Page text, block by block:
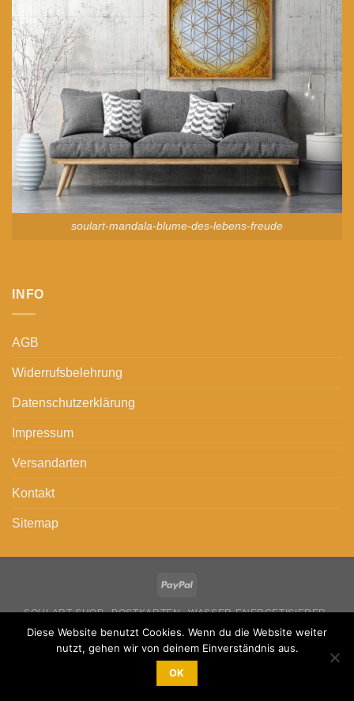
soulart-mandala-blume-des-lebens-freude
INFO
AGB
Widerrufsbelehrung
Datenschutzerklärung
Impressum
Versandarten
Kontakt
Sitemap
SOULART SHOP POSTKARTEN
WASSER-ENERGETISIERER
AUSMAL-MANDALAS
FILZ-KUGELSCHREIBER
GESTANZTE KARTEN
BRIEFUMSCHLÄGE
KLAPPKARTEN
STANZSCHABLONEN
Soul Art Mandala – Felicia Falkenstein
Diese Website benutzt Cookies. Wenn du die Website weiter
nutzt, gehen wir von deinem Einverständnis aus.
OK